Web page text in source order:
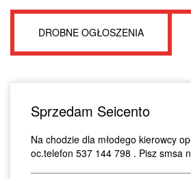
DROBNE OGŁOSZENIA
Sprzedam Seicento
Na chodzie dla młodego kierowcy
oc.telefon 537 144 798 . Pisz smsa